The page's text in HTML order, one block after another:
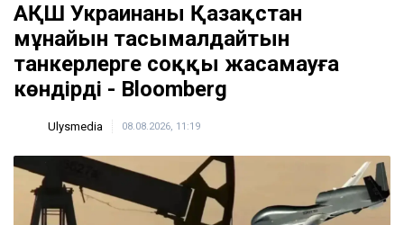
АҚШ Украинаны Қазақстан
мұнайын тасымалдайтын
танкерлерге соққы жасамауға
көндірді - Bloomberg
Ulysmedia 08.08.2026, 11:19